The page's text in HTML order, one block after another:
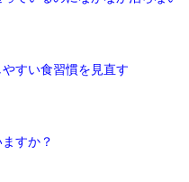
すい食習慣を見直す
すか？